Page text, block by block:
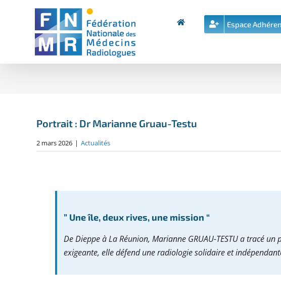
Espace
Portrait : Dr Marianne Gruau-Testu
2 mars 2026 | Actualités
” Une île, deux rives, une mission “
De Dieppe à La Réunion, Marianne GRUAU-TESTU a tracé
exigeante, elle défend une radiologie solidaire et